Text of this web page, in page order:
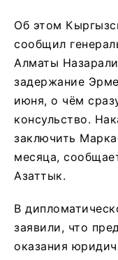
Об этом
сообщил
Алматы
задержание
июня, о чём
консульство.
заключить
месяца,
Азаттык.
В
заявили, что
оказания